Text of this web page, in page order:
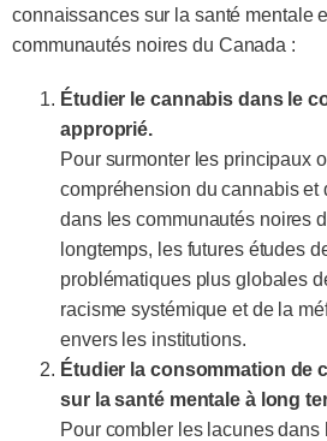
connaissances sur la santé mentale
communautés noires du Canada :
Étudier le cannabis dans le
approprié.
Pour surmonter les principaux
compréhension du cannabis et
dans les communautés noires
longtemps, les futures études
problématiques plus globales
racisme systémique et de la
envers les institutions.
Étudier la consommation de
sur la santé mentale à long
Pour combler les lacunes